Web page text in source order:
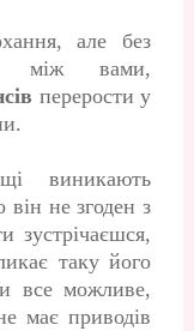
але без
між вами,
перерости у
виникають
не згоден з
зустрічаєшся,
таку його
все можливе,
має приводів